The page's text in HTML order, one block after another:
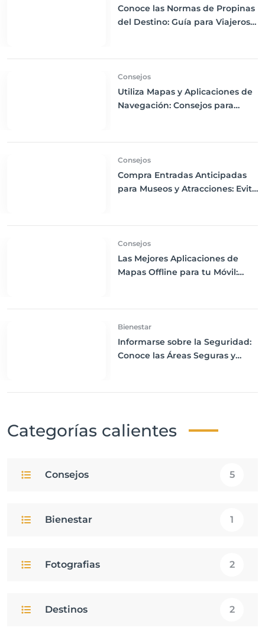
Conoce las Normas de Propinas
del Destino: Guía para Viajeros
Consejos
Utiliza Mapas y Aplicaciones de
Navegación: Consejos para
Consejos
Compra Entradas Anticipadas
para Museos y Atracciones: Evita
Consejos
Las Mejores Aplicaciones de
Mapas Offline para tu Móvil:
Bienestar
Informarse sobre la Seguridad:
Conoce las Áreas Seguras y
Categorías calientes
Consejos 5
Bienestar 1
Fotografias 2
Destinos 2